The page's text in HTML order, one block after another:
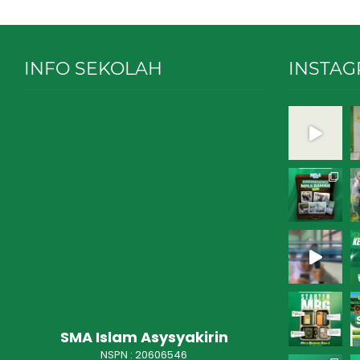
INFO SEKOLAH
SMA Islam Asysyakirin
NSPN :20606546